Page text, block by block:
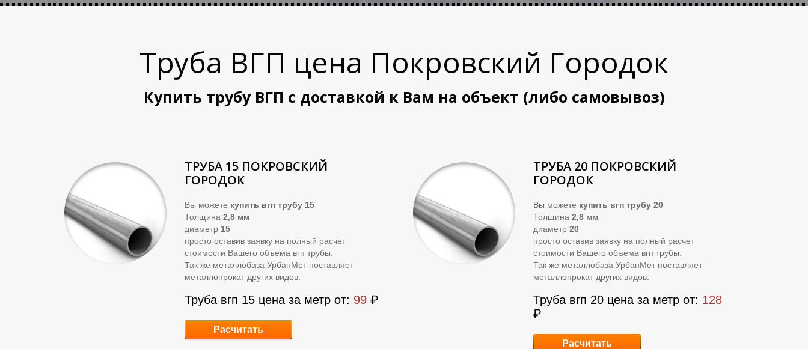
Труба ВГП цена Покровский Городок
Купить трубу ВГП с доставкой к Вам на объект (либо самовывоз)
ТРУБА 15 ПОКРОВСКИЙ
ГОРОДОК
Вы можете купить вгп трубу 15
Толщина 2,8 мм
диаметр 15
просто оставив заявку на полный расчет
стоимости Вашего объема вгп трубы.
Так же металлобаза УрбанМет поставляет
металлопрокат других видов.
Труба вгп 15 цена за метр от: 99 ₽
Расчитать
ТРУБА 20 ПОКРОВСКИЙ
ГОРОДОК
Вы можете купить вгп трубу 20
Толщина 2,8 мм
диаметр 20
просто оставив заявку на полный расчет
стоимости Вашего объема вгп трубы.
Так же металлобаза УрбанМет поставляет
металлопрокат других видов.
Труба вгп 20 цена за метр от: 128
₽
Расчитать